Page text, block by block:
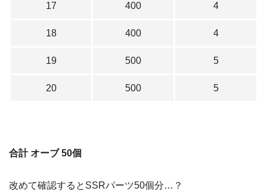
17 400 4
18 400 4
19 500 5
20 500 5
合計 オーブ 50個
改めて確認するとSSRパーツ50個分…？